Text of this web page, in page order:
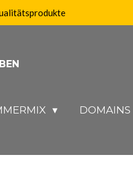
DOMAINS